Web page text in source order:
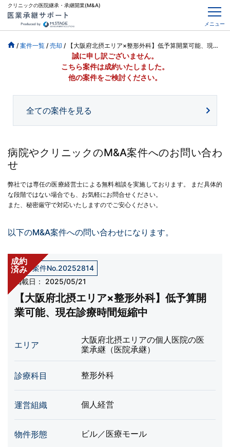
クリニックの医院継承・承継開業(M&A)
メニュー
/ 案件一覧 / 売却 / 【大阪府北摂エリア×整形外科】低予算開業可能、現在診療時間短縮中
誠に申し訳ございません。
こちら案件は成約いたしました。
他の案件をご検討ください。
全ての案件を見る
病院やクリニックのM&A案件へのお問い合わ
せ
弊社では専任の医療経営士による無料相談を実施しております。
まだ具体的
な段階ではない場合でも、お気軽にお問合せください。
また、秘密厳守で対応いたしますのでご安心ください。
以下のM&A案件への問い合わせになります。
成約
済み売却案件No.20252814
掲載日：
2025/05/21
【大阪府北摂エリア×整形外科】低予算開
業可能、現在診療時間短縮中
エリア
大阪府北摂エリアの個人医院の医
業承継（医院承継）
診療科目 整形外科
運営組織 個人経営
物件形態 ビル／医療モール